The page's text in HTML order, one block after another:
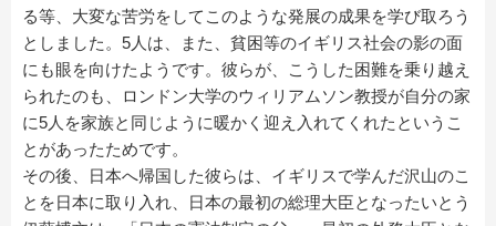
る等、大変な苦労をしてこのような発展の成果を学び取ろう
としました。5人は、また、貧困等のイギリス社会の影の面
にも眼を向けたようです。彼らが、こうした困難を乗り越え
られたのも、ロンドン大学のウィリアムソン教授が自分の家
に5人を家族と同じように暖かく迎え入れてくれたというこ
とがあったためです。
その後、日本へ帰国した彼らは、イギリスで学んだ沢山のこ
とを日本に取り入れ、日本の最初の総理大臣となったいとう